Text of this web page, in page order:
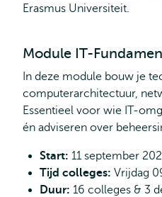
Erasmus Universiteit.
Module IT-
In deze module bouw je
computerarchitectuur,
Essentieel voor wie IT-
én adviseren over
Start: 11 september
Tijd colleges: Vrijdag
Duur: 16 colleges & 3